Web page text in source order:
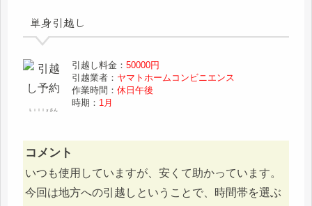
単身引越し
Ｌｉｌｌｙさん
引越し料金：50000円
引越業者： ヤマトホームコンビニエンス
作業時間：休日午後
時期： 1月
コメント
いつも使用していますが、安くて助かっています。
今回は地方への引越しということで、時間帯を選ぶ